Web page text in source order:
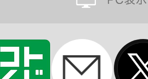
を救うために日々頑張